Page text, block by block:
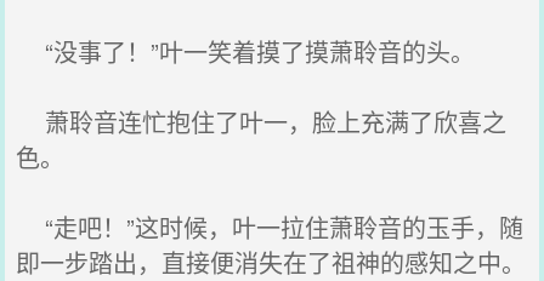
“没事了！”叶一笑着摸了摸萧聆音的头。
萧聆音连忙抱住了叶一，脸上充满了欣喜之
色。
“走吧！”这时候，叶一拉住萧聆音的玉手，随
即一步踏出，直接便消失在了祖神的感知之中。